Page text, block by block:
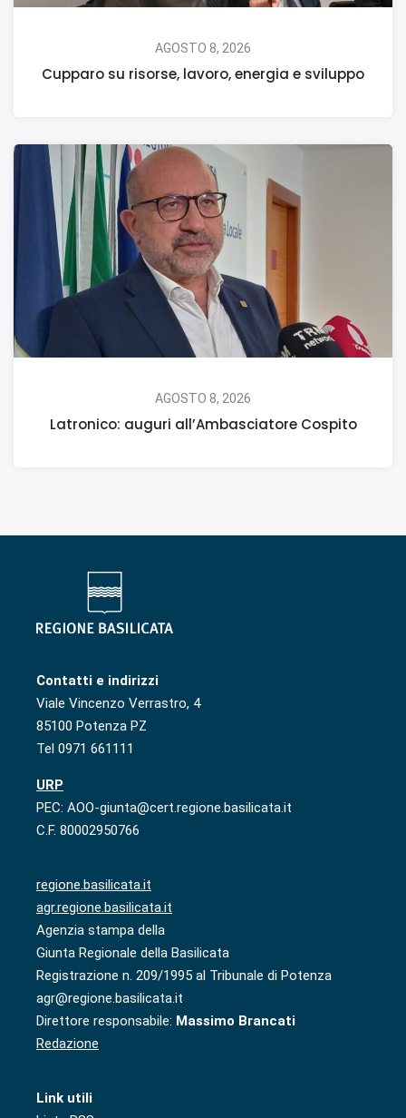
AGOSTO 8, 2026
Cupparo su risorse, lavoro, energia e sviluppo
AGOSTO 8, 2026
Latronico: auguri all’Ambasciatore Cospito
Contatti e indirizzi
Viale Vincenzo Verrastro, 4
85100 Potenza PZ
Tel 0971 661111
URP
PEC: AOO-giunta@cert.regione.basilicata.it
C.F. 80002950766
regione.basilicata.it
agr.regione.basilicata.it
Agenzia stampa della
Giunta Regionale della Basilicata
Registrazione n. 209/1995 al Tribunale di Potenza
agr@regione.basilicata.it
Direttore responsabile: Massimo Brancati
Redazione
Link utili